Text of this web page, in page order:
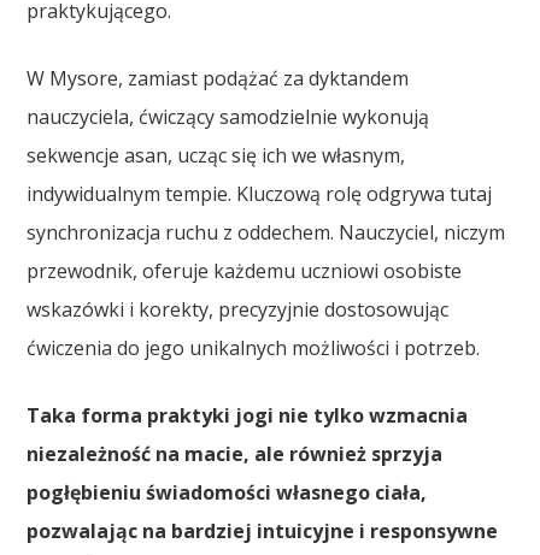
praktykującego.
W Mysore, zamiast podążać za dyktandem
nauczyciela, ćwiczący samodzielnie wykonują
sekwencje asan, ucząc się ich we własnym,
indywidualnym tempie. Kluczową rolę odgrywa tutaj
synchronizacja ruchu z oddechem. Nauczyciel, niczym
przewodnik, oferuje każdemu uczniowi osobiste
wskazówki i korekty, precyzyjnie dostosowując
ćwiczenia do jego unikalnych możliwości i potrzeb.
Taka forma praktyki jogi nie tylko wzmacnia
niezależność na macie, ale również sprzyja
pogłębieniu świadomości własnego ciała,
pozwalając na bardziej intuicyjne i responsywne